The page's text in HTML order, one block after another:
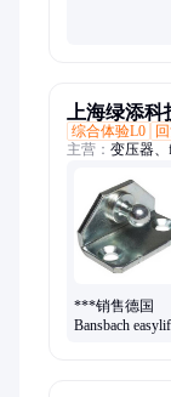
上海绿添
综合体验L0
主营： 变压器
器、
器、kerbkonus
***销售德国
Bansbach